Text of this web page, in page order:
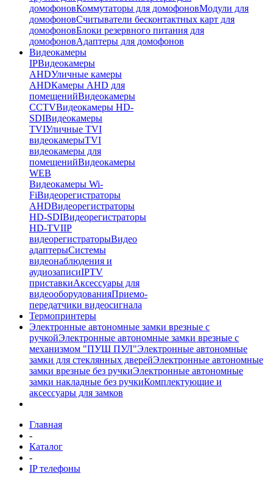
домофоновКоммутаторы для домофоновМодули для
домофоновСчитыватели бесконтактных карт для
домофоновБлоки резервного питания для
домофоновАдаптеры для домофонов
Видеокамеры
IPВидеокамеры
AHDУличные камеры
AHDКамеры AHD для
помещенийВидеокамеры
CCTVВидеокамеры HD-
SDIВидеокамеры
TVIУличные TVI
видеокамерыTVI
видеокамеры для
помещенийВидеокамеры
WEB
Видеокамеры Wi-
FiВидеорегистраторы
AHDВидеорегистраторы
HD-SDIВидеорегистраторы
HD-TVIIP
видеорегистраторыВидео
адаптерыСистемы
видеонаблюдения и
аудиозаписиIPTV
приставкиАксессуары для
видеооборудованияПриемо-
передатчики видеосигнала
Термопринтеры
Электронные автономные замки врезные с
ручкойЭлектронные автономные замки врезные с
механизмом "ПУШ ПУЛ"Электронные автономные
замки для стеклянных дверейЭлектронные автономные
замки врезные без ручкиЭлектронные автономные
замки накладные без ручкиКомплектующие и
аксессуары для замков
Главная
-
Каталог
-
IP телефоны